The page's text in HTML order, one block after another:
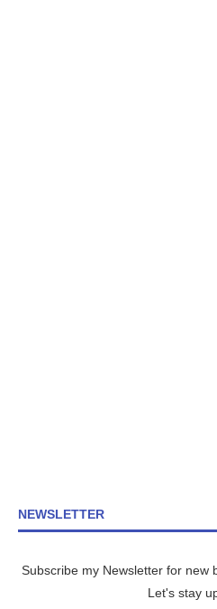
NEWSLETTER
Subscribe my Newsletter for new
Let's stay